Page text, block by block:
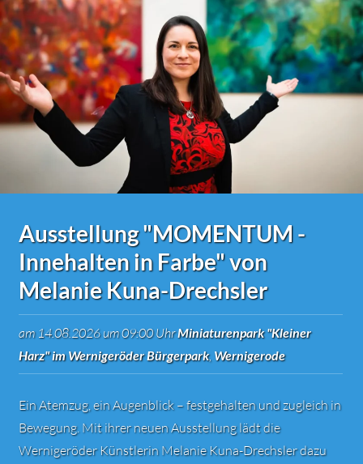
Ausstellung "MOMENTUM -
Innehalten in Farbe" von
Melanie Kuna-Drechsler
am 14.08.2026 um 09:00 UhrMiniaturenpark "Kleiner
Harz" im Wernigeröder Bürgerpark, Wernigerode
Ein Atemzug, ein Augenblick – festgehalten und zugleich in
Bewegung. Mit ihrer neuen Ausstellung lädt die
Wernigeröder Künstlerin Melanie Kuna-Drechsler dazu